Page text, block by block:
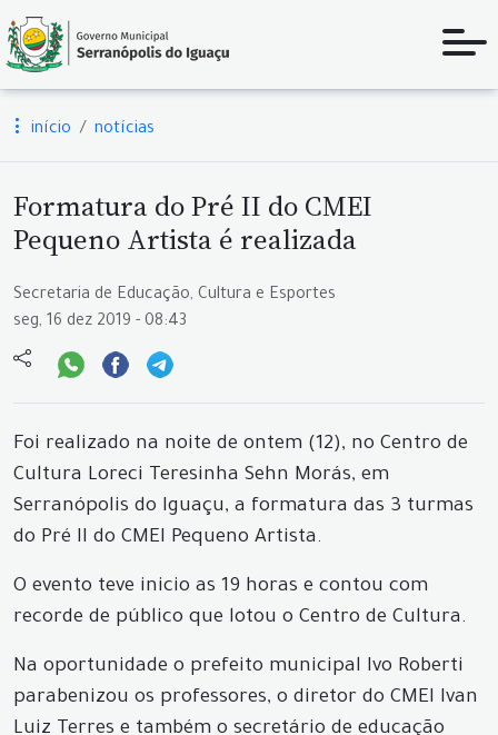
início notícias
Formatura do Pré II do CMEI
Pequeno Artista é realizada
Secretaria de Educação, Cultura e Esportes
seg, 16 dez 2019 - 08:43
Foi realizado na noite de ontem (12), no Centro de
Cultura Loreci Teresinha Sehn Morás, em
Serranópolis do Iguaçu, a formatura das 3 turmas
do Pré II do CMEI Pequeno Artista.
O evento teve inicio as 19 horas e contou com
recorde de público que lotou o Centro de Cultura.
Na oportunidade o prefeito municipal Ivo Roberti
parabenizou os professores, o diretor do CMEI Ivan
Luiz Terres e também o secretário de educação